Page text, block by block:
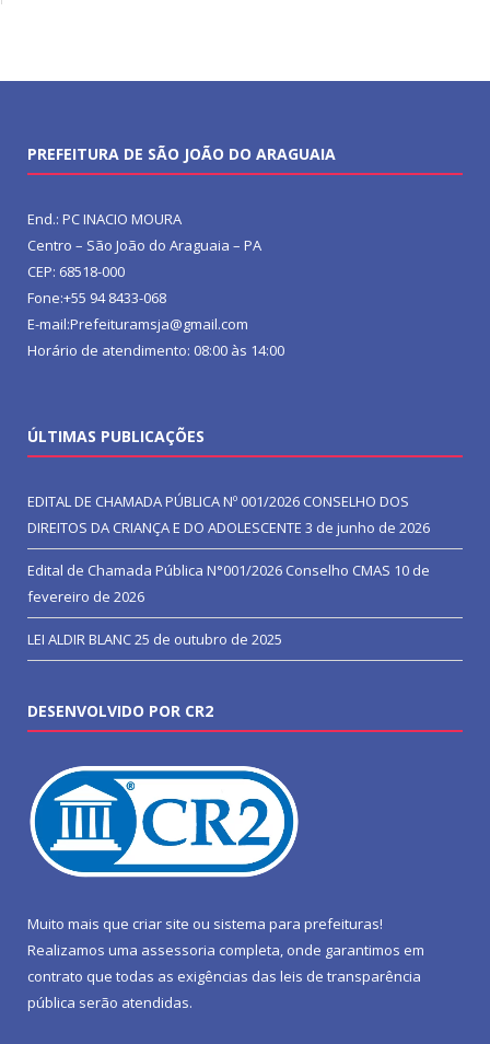
PREFEITURA DE SÃO JOÃO DO ARAGUAIA
End.: PC INACIO MOURA
Centro – São João do Araguaia – PA
CEP: 68518-000
Fone:+55 94 8433-068
E-mail:Prefeituramsja@gmail.com
Horário de atendimento: 08:00 às 14:00
ÚLTIMAS PUBLICAÇÕES
EDITAL DE CHAMADA PÚBLICA Nº 001/2026 CONSELHO DOS
DIREITOS DA CRIANÇA E DO ADOLESCENTE 3 de junho de 2026
Edital de Chamada Pública N°001/2026 Conselho CMAS 10 de
fevereiro de 2026
LEI ALDIR BLANC25 de outubro de 2025
DESENVOLVIDO POR CR2
Muito mais que criar site ou sistema para prefeituras!
Realizamos uma assessoria completa, onde garantimos em
contrato que todas as exigências das leis de transparência
pública serão atendidas.